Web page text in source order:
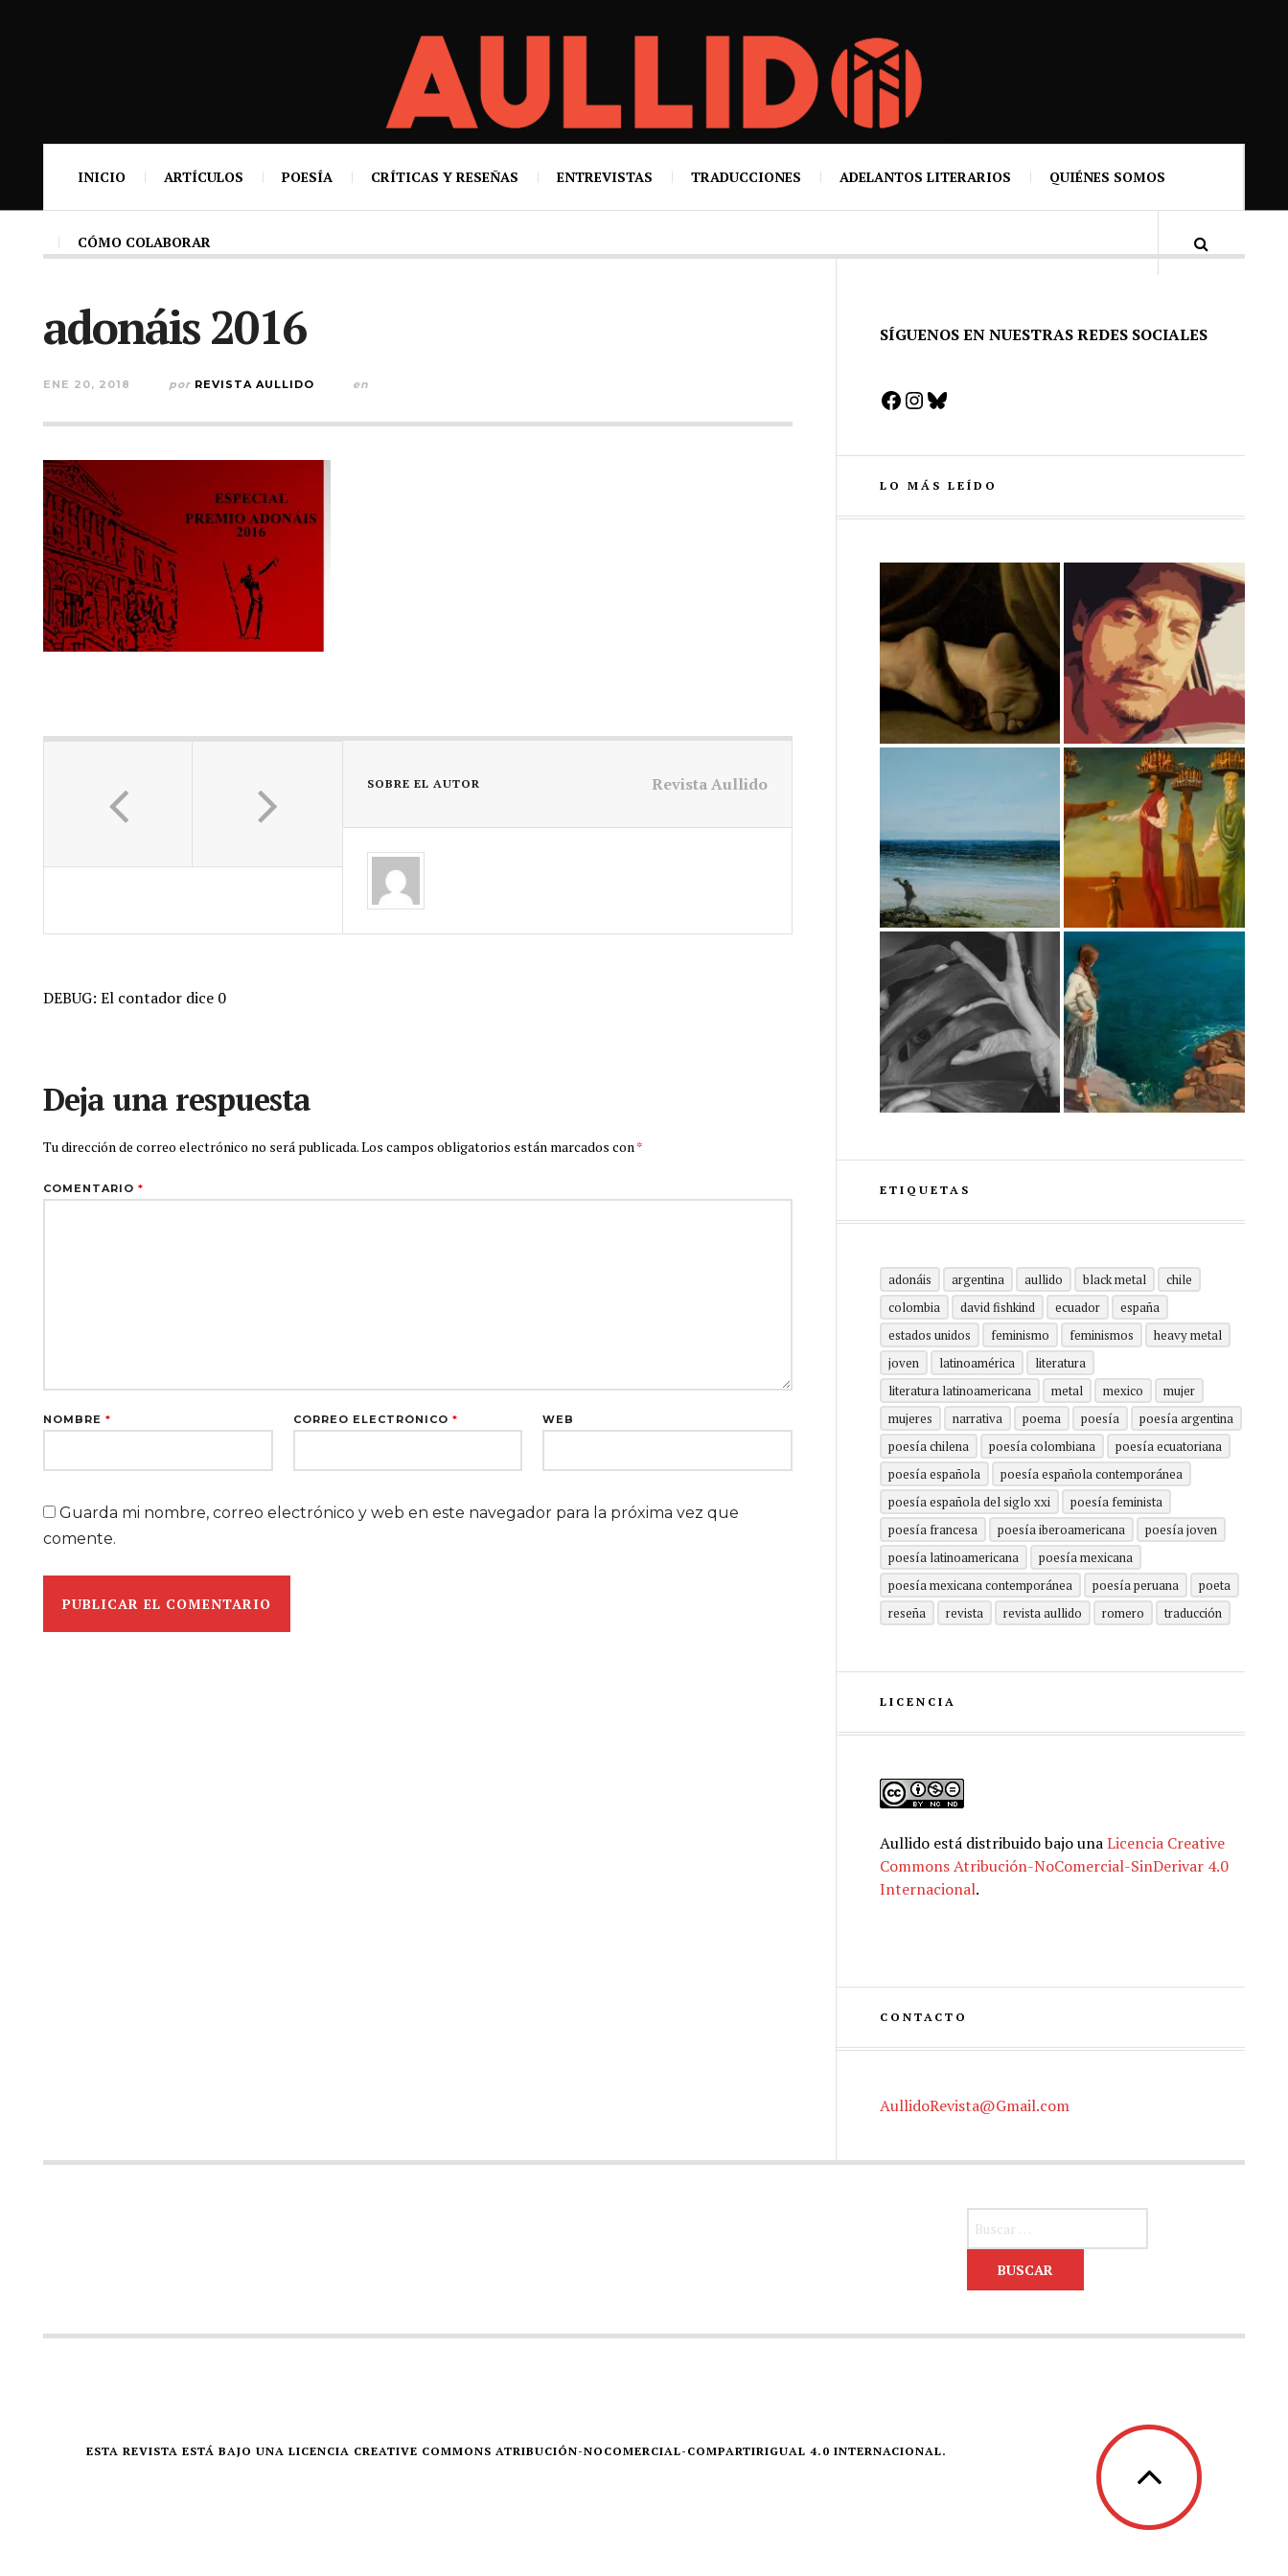
INICIO ARTÍCULOS POESÍA CRÍTICAS Y RESEÑAS ENTREVISTAS TRADUCCIONES ADELANTOS LITERARIOS QUIÉNES SOMOS
CÓMO COLABORAR
adonáis 2016
ENE 20, 2018 por REVISTA AULLIDO en
SOBRE EL AUTOR Revista Aullido
DEBUG: El contador dice 0
Deja una respuesta
Tu dirección de correo electrónico no será publicada.Los campos obligatorios están marcados con*
COMENTARIO *
NOMBRE * CORREO ELECTRÓNICO * WEB
Guarda mi nombre, correo electrónico y web en este navegador para la próxima vez que
comente.
SÍGUENOS EN NUESTRAS REDES SOCIALES
Facebook
Instagram
Bluesky
LO MÁS LEÍDO
ETIQUETAS
adonáis argentina aullido black metal
chile
colombia
david fishkind ecuador
españa
estados unidos
feminismo feminismos
heavy metal
joven
latinoamérica
literatura
literatura latinoamericana
metal mexico
mujer
mujeres
narrativa poema poesía
poesía argentina
poesía chilena
poesía colombiana
poesía ecuatoriana
poesía española
poesía española contemporánea
poesía española del siglo xxi
poesía feminista
poesía francesa
poesía iberoamericana
poesía joven
poesía latinoamericana
poesía mexicana
poesía mexicana contemporánea
poesía peruana
poeta
reseña
revista revista aullido romero traducción
LICENCIA
Aullidoestá distribuido bajo unaLicencia Creative
Commons Atribución-NoComercial-SinDerivar 4.0
Internacional.
CONTACTO
AullidoRevista@Gmail.com
ESTA REVISTA ESTÁ BAJO UNA LICENCIA CREATIVE COMMONS ATRIBUCIÓN-NOCOMERCIAL-COMPARTIRIGUAL 4.0 INTERNACIONAL.